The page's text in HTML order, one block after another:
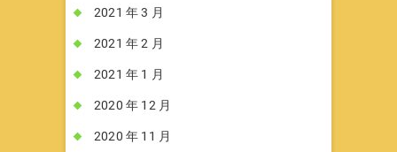
2021 年 3 月
2021 年 2 月
2021 年 1 月
2020 年 12 月
2020 年 11 月